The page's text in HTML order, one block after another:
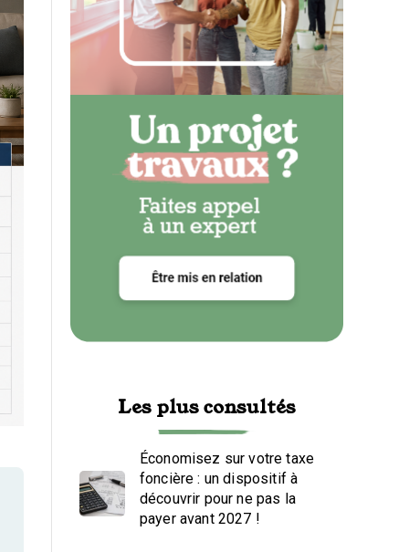
Les plus consultés
Économisez sur votre taxe
foncière : un dispositif à
découvrir pour ne pas la
payer avant 2027 !